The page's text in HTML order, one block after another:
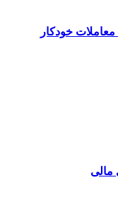
خودکار
مالی